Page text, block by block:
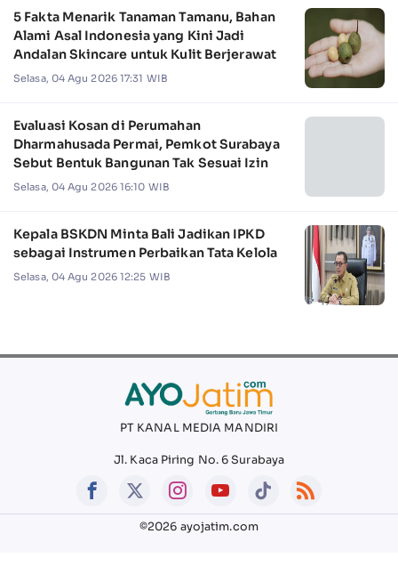
5 Fakta Menarik Tanaman Tamanu, Bahan
Alami Asal Indonesia yang Kini Jadi
Andalan Skincare untuk Kulit Berjerawat
Selasa, 04 Agu 2026 17:31 WIB
Evaluasi Kosan di Perumahan
Dharmahusada Permai, Pemkot Surabaya
Sebut Bentuk Bangunan Tak Sesuai Izin
Selasa, 04 Agu 2026 16:10 WIB
Kepala BSKDN Minta Bali Jadikan IPKD
sebagai Instrumen Perbaikan Tata Kelola
Selasa, 04 Agu 2026 12:25 WIB
PT KANAL MEDIA MANDIRI
Jl. Kaca Piring No. 6 Surabaya
©2026 ayojatim.com